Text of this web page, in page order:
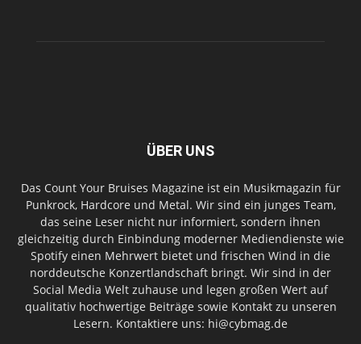
ÜBER UNS
Das Count Your Bruises Magazine ist ein Musikmagazin für
Punkrock, Hardcore und Metal. Wir sind ein junges Team,
das seine Leser nicht nur informiert, sondern ihnen
gleichzeitig durch Einbindung moderner Mediendienste wie
Spotify einen Mehrwert bietet und frischen Wind in die
norddeutsche Konzertlandschaft bringt. Wir sind in der
Social Media Welt zuhause und legen großen Wert auf
qualitativ hochwertige Beiträge sowie Kontakt zu unseren
Lesern. Kontaktiere uns: hi@cybmag.de